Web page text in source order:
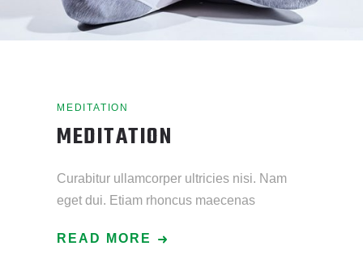
MEDITATION
MEDITATION
Curabitur ullamcorper ultricies nisi. Nam
eget dui. Etiam rhoncus maecenas
READ MORE